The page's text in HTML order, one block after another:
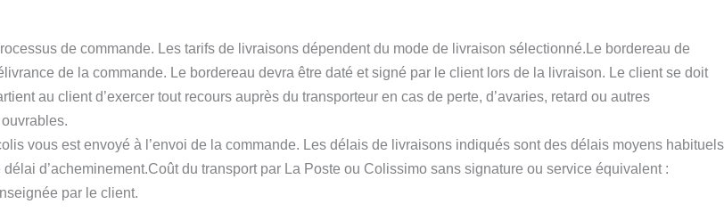
de commande. Les tarifs de livraisons dépendent du mode de livraison sélectionné.Le bordereau de
de la commande. Le bordereau devra être daté et signé par le client lors de la livraison. Le client se doit
au client d’exercer tout recours auprès du transporteur en cas de perte, d’avaries, retard ou autres
vous est envoyé à l’envoi de la commande. Les délais de livraisons indiqués sont des délais moyens habituels
d’acheminement.Coût du transport par La Poste ou Colissimo sans signature ou service équivalent :
par le client.